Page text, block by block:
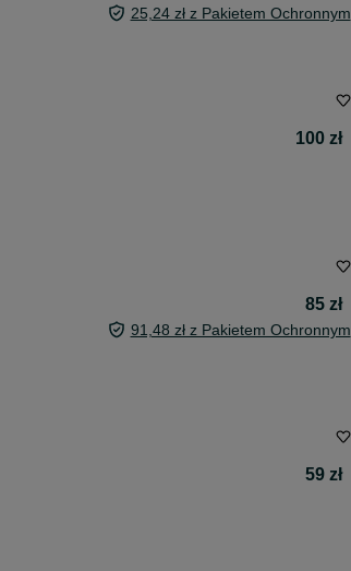
25,24 zł z Pakietem Ochronnym
100 zł
85 zł
91,48 zł z Pakietem Ochronnym
59 zł